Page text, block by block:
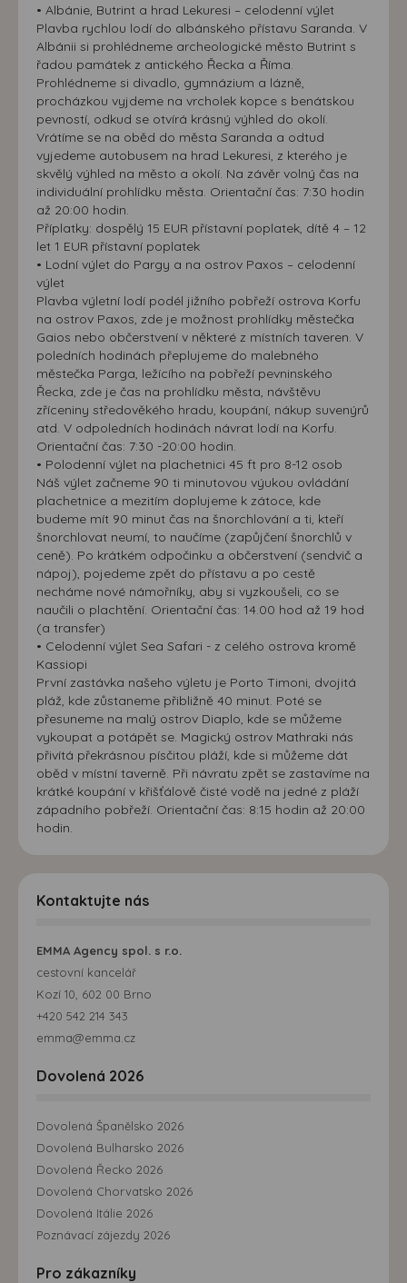
• Albánie, Butrint a hrad Lekuresi – celodenní výlet
Plavba rychlou lodí do albánského přístavu Saranda. V
Albánii si prohlédneme archeologické město Butrint s
řadou památek z antického Řecka a Říma.
Prohlédneme si divadlo, gymnázium a lázně,
procházkou vyjdeme na vrcholek kopce s benátskou
pevností, odkud se otvírá krásný výhled do okolí.
Vrátíme se na oběd do města Saranda a odtud
vyjedeme autobusem na hrad Lekuresi, z kterého je
skvělý výhled na město a okolí. Na závěr volný čas na
individuální prohlídku města. Orientační čas: 7:30 hodin
až 20:00 hodin.
Příplatky: dospělý 15 EUR přístavní poplatek, dítě 4 – 12
let 1 EUR přístavní poplatek
• Lodní výlet do Pargy a na ostrov Paxos – celodenní
výlet
Plavba výletní lodí podél jižního pobřeží ostrova Korfu
na ostrov Paxos, zde je možnost prohlídky městečka
Gaios nebo občerstvení v některé z místních taveren. V
poledních hodinách přeplujeme do malebného
městečka Parga, ležícího na pobřeží pevninského
Řecka, zde je čas na prohlídku města, návštěvu
zříceniny středověkého hradu, koupání, nákup suvenýrů
atd. V odpoledních hodinách návrat lodí na Korfu.
Orientační čas: 7:30 -20:00 hodin.
• Polodenní výlet na plachetnici 45 ft pro 8-12 osob
Náš výlet začneme 90 ti minutovou výukou ovládání
plachetnice a mezitím doplujeme k zátoce, kde
budeme mít 90 minut čas na šnorchlování a ti, kteří
šnorchlovat neumí, to naučíme (zapůjčení šnorchlů v
ceně). Po krátkém odpočinku a občerstvení (sendvič a
nápoj), pojedeme zpět do přístavu a po cestě
necháme nové námořníky, aby si vyzkoušeli, co se
naučili o plachtění. Orientační čas: 14.00 hod až 19 hod
(a transfer)
• Celodenní výlet Sea Safari - z celého ostrova kromě
Kassiopi
První zastávka našeho výletu je Porto Timoni, dvojitá
pláž, kde zůstaneme přibližně 40 minut. Poté se
přesuneme na malý ostrov Diaplo, kde se můžeme
vykoupat a potápět se. Magický ostrov Mathraki nás
přivítá překrásnou písčitou pláží, kde si můžeme dát
oběd v místní taverně. Při návratu zpět se zastavíme na
krátké koupání v křišťálově čisté vodě na jedné z pláží
západního pobřeží. Orientační čas: 8:15 hodin až 20:00
hodin.
Kontaktujte nás
EMMA Agency spol. s r.o.
cestovní kancelář
Kozí 10, 602 00 Brno
+420 542 214 343
emma@emma.cz
Dovolená 2026
Dovolená Španělsko 2026
Dovolená Bulharsko 2026
Dovolená Řecko 2026
Dovolená Chorvatsko 2026
Dovolená Itálie 2026
Poznávací zájezdy 2026
Pro zákazníky